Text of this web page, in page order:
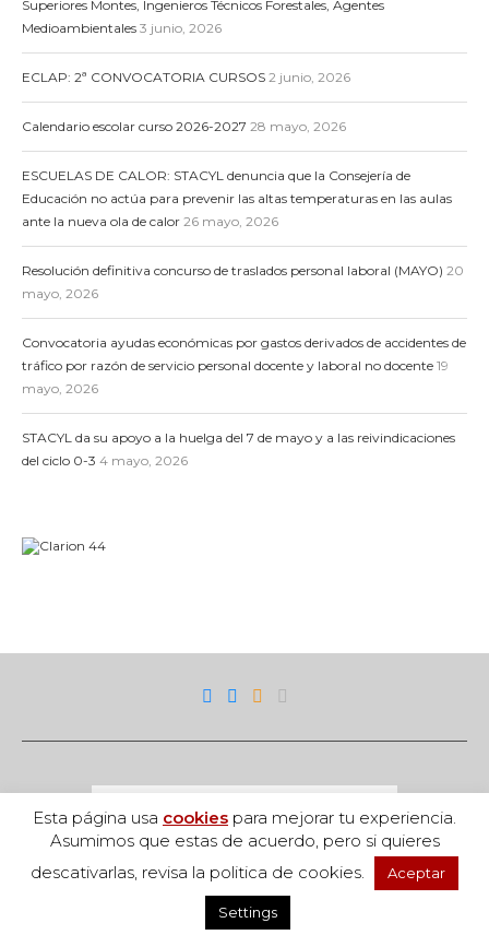
Superiores Montes, Ingenieros Técnicos Forestales, Agentes
Medioambientales 3 junio, 2026
ECLAP: 2ª CONVOCATORIA CURSOS 2 junio, 2026
Calendario escolar curso 2026-2027 28 mayo, 2026
ESCUELAS DE CALOR: STACYL denuncia que la Consejería de
Educación no actúa para prevenir las altas temperaturas en las aulas
ante la nueva ola de calor 26 mayo, 2026
Resolución definitiva concurso de traslados personal laboral (MAYO) 20
mayo, 2026
Convocatoria ayudas económicas por gastos derivados de accidentes de
tráfico por razón de servicio personal docente y laboral no docente 19
mayo, 2026
STACYL da su apoyo a la huelga del 7 de mayo y a las reivindicaciones
del ciclo 0-3 4 mayo, 2026
Esta página usa cookies para mejorar tu experiencia.
Asumimos que estas de acuerdo, pero si quieres
descativarlas, revisa la politica de cookies.
Aceptar
Settings